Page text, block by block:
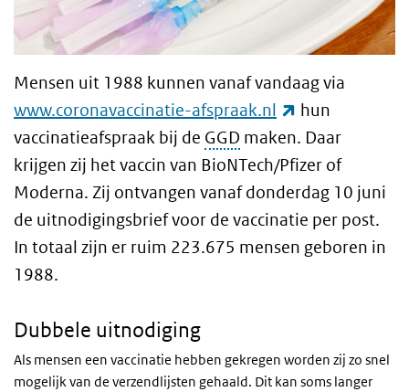
Mensen uit 1988 kunnen vanaf vandaag via
www.coronavaccinatie-afspraak.nl
(externe link)
hun
vaccinatieafspraak bij de GGD maken. Daar
krijgen zij het vaccin van BioNTech/Pfizer of
Moderna. Zij ontvangen vanaf donderdag 10 juni
de uitnodigingsbrief voor de vaccinatie per post.
In totaal zijn er ruim 223.675 mensen geboren in
1988.
Dubbele uitnodiging
Als mensen een vaccinatie hebben gekregen worden zij zo snel
mogelijk van de verzendlijsten gehaald. Dit kan soms langer